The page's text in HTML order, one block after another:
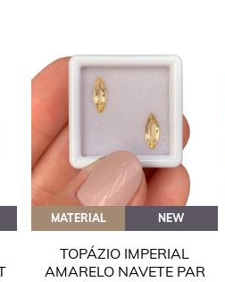
MATERIAL NEW
TOPÁZIO IMPERIAL
AMARELO NAVETE PAR